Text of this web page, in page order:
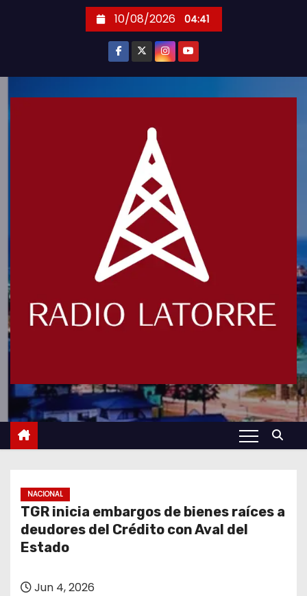
10/08/2026 04:41
NACIONAL
TGR inicia embargos de bienes raíces a
deudores del Crédito con Aval del
Estado
Jun 4, 2026